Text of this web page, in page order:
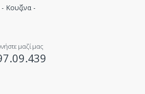
μαζί μας